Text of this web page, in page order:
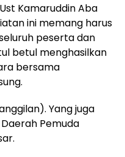
Kamaruddin Aba
ini memang harus
peserta dan
betul menghasilkan
bersama
Yang juga
Pemuda